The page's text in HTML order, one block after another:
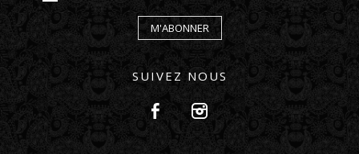
M'ABONNER
SUIVEZ NOUS